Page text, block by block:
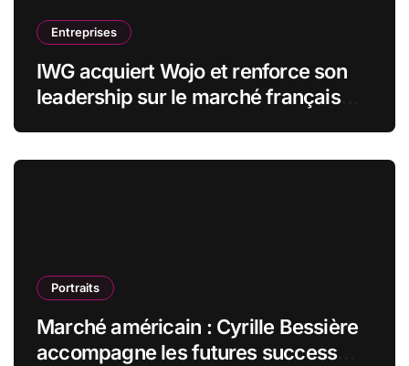
Entreprises
IWG acquiert Wojo et renforce son
leadership sur le marché français
Portraits
Marché américain : Cyrille Bessière
accompagne les futures success